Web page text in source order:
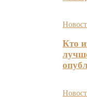
Кто